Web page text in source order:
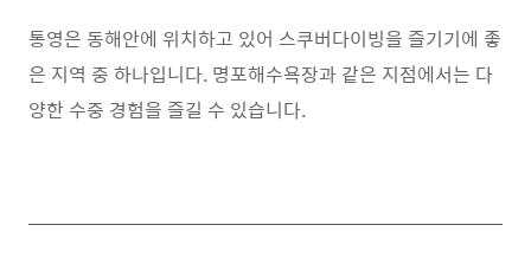
통영은 동해안에 위치하고 있어 스쿠버다이빙을 즐기기에 좋
은 지역 중 하나입니다. 명포해수욕장과 같은 지점에서는 다
양한 수중 경험을 즐길 수 있습니다.